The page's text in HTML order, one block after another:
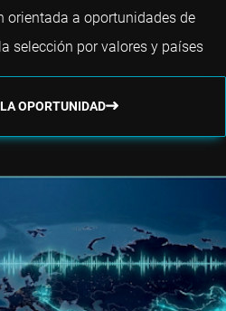
orientada a oportunidades de
selección por valores y países
OPORTUNIDAD